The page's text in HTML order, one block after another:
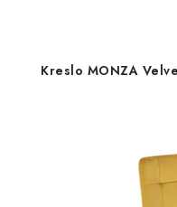
Kreslo MONZA